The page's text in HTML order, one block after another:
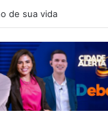
os envolvidos